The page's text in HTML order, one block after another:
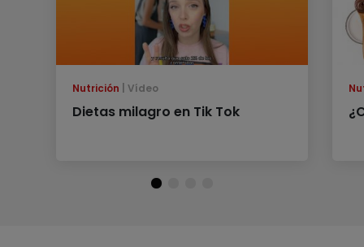
Nutrición Vídeo
Dietas milagro en Tik Tok